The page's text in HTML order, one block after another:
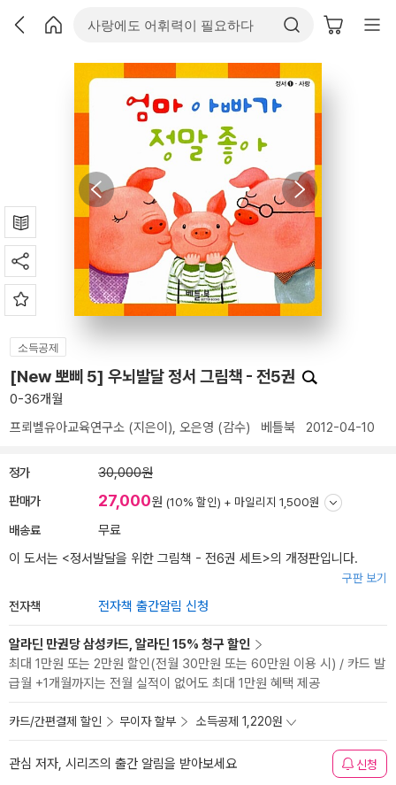
소득공제
[New 뽀삐 5] 우뇌발달 정서 그림책 - 전5권
0-36개월
프뢰벨유아교육연구소 (지은이), 오은영 (감수) 베틀북 2012-04-10
정가 30,000원
판매가 27,000원 (10% 할인) + 마일리지 1,500원
배송료
무료
이 도서는 <정서발달을 위한 그림책 - 전6권 세트>의 개정판입니다.
구판 보기
전자책 전자책 출간알림 신청
알라딘 만권당 삼성카드, 알라딘 15% 청구 할인
최대 1만원 또는 2만원 할인(전월 30만원 또는 60만원 이용 시) / 카드 발
급월 +1개월까지는 전월 실적이 없어도 최대 1만원 혜택 제공
카드/간편결제 할인 무이자 할부 소득공제 1,220원
관심 저자, 시리즈의 출간 알림을 받아보세요 신청